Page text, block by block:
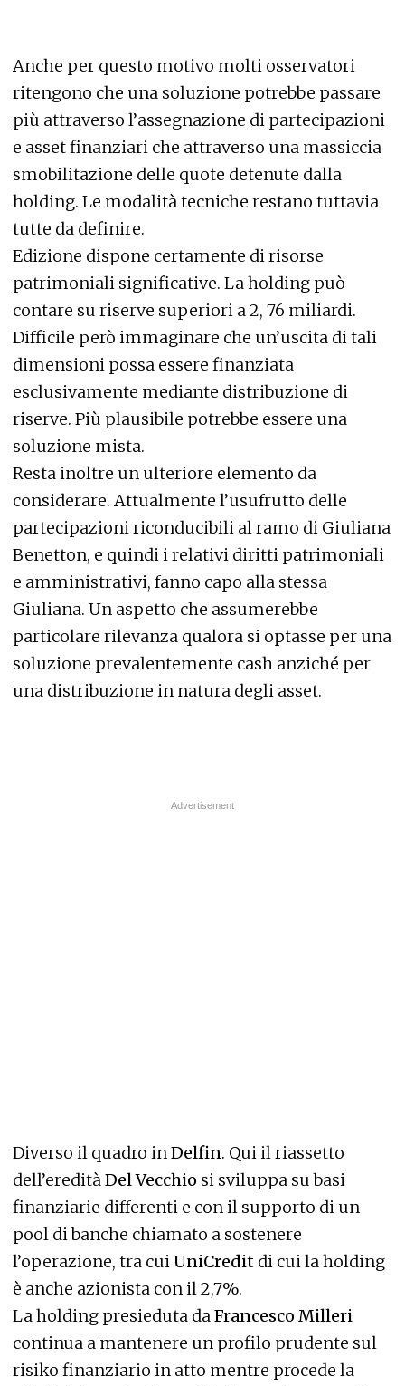
Anche per questo motivo molti osservatori
ritengono che una soluzione potrebbe passare
più attraverso l’assegnazione di partecipazioni
e asset finanziari che attraverso una massiccia
smobilitazione delle quote detenute dalla
holding. Le modalità tecniche restano tuttavia
tutte da definire.
Edizione dispone certamente di risorse
patrimoniali significative. La holding può
contare su riserve superiori a 2, 76 miliardi.
Difficile però immaginare che un’uscita di tali
dimensioni possa essere finanziata
esclusivamente mediante distribuzione di
riserve. Più plausibile potrebbe essere una
soluzione mista.
Resta inoltre un ulteriore elemento da
considerare. Attualmente l’usufrutto delle
partecipazioni riconducibili al ramo di Giuliana
Benetton, e quindi i relativi diritti patrimoniali
e amministrativi, fanno capo alla stessa
Giuliana. Un aspetto che assumerebbe
particolare rilevanza qualora si optasse per una
soluzione prevalentemente cash anziché per
una distribuzione in natura degli asset.
Diverso il quadro inDelfin. Qui il riassetto
dell’ereditàDel Vecchio si sviluppa su basi
finanziarie differenti e con il supporto di un
pool di banche chiamato a sostenere
l’operazione, tra cuiUniCredit di cui la holding
è anche azionista con il 2,7%.
La holding presieduta daFrancesco Milleri
continua a mantenere un profilo prudente sul
risiko finanziario in atto mentre procede la